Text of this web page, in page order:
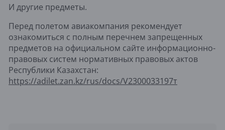
И другие предметы.
Перед полетом авиакомпания рекомендует
ознакомиться с полным перечнем запрещенных
предметов на официальном сайте информационно-
правовых систем нормативных правовых актов
Республики Казахстан:
https://adilet.zan.kz/rus/docs/V2300033197т